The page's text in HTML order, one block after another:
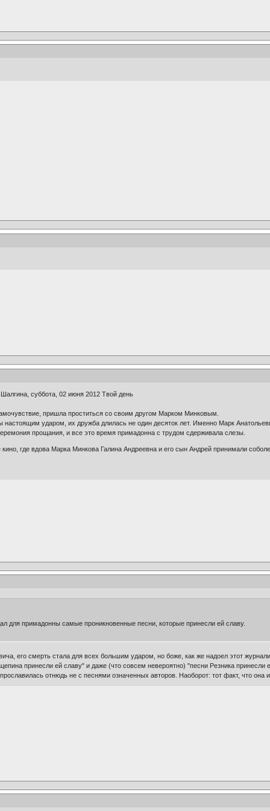
суббота, 02 июня 2012 Твой день
пришла проститься со своим другом Марком Минковым.
настоящим ударом, их дружба длилась не один десяток лет. Именно Марк
прощания, и все это время примадонна с трудом сдерживала слезы.
где вдова Марка Минкова Галина Андреевна и его сын Андрей принимали
для примадонны самые проникновенные песни, которые принесли ей славу.
его смерть стала для всех большим ударом, но боже, как же надоел этот
принесли ей славу" и даже (что совсем невероятно) "песни Резника
отнюдь не с песнями означенных авторов. Наоборот: тот факт, что